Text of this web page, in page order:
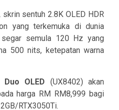
sentuh 2.8K OLED HDR
yang terkemuka di dunia
semula 120 Hz yang
500 nits, ketepatan warna
OLED (UX8402) akan
harga RM RM8,999 bagi
RTX3050Ti.